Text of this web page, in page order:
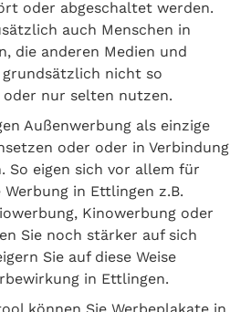
oder abgeschaltet werden.
auch Menschen in
die anderen Medien und
grundsätzlich nicht so
oder nur selten nutzen.
Außenwerbung als einzige
oder oder in Verbindung
So eigen sich vor allem für
in Ettlingen z.B.
Kinowerbung oder
Sie noch stärker auf sich
Sie auf diese Weise
in Ettlingen.